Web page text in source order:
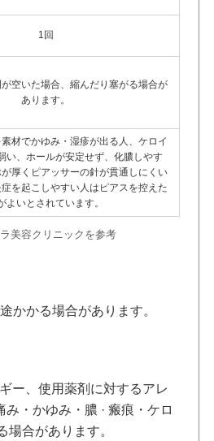
1回
空いた場合、縮んだり塞がる場合が
あります。
材でかゆみ・湿疹が出る人、ケロイ
い、ホールが安定せず、化膿しやす
厚くピアッサーの針が貫通しにくい
を起こしやすい人はピアスを控えた
よいとされています。
美容クリニックを参考
かかる場合があります。
ー、使用薬剤に対するアレ
み・かゆみ・膿 · 瘢痕・ケロ
場合があります。